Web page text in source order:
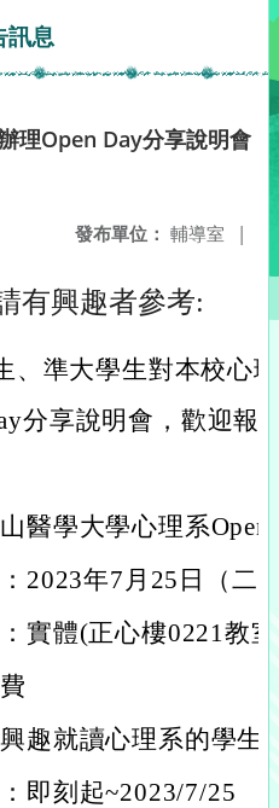
訊息
理Open Day分享說明會
發布單位： 輔導室 |
有興趣者參考:
、準大學生對本校心
分享說明會，歡迎報
醫學大學心理系
2023年7月25日（二
實體(正心樓0221教
趣就讀心理系的學生
即刻起~2023/7/25